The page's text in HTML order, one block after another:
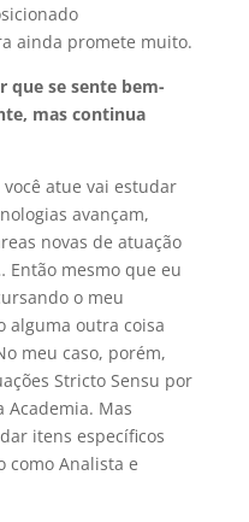
ainda promete muito.
que se sente bem-
mas continua
atue vai estudar
avançam,
novas de atuação
Então mesmo que eu
o meu
alguma outra coisa
meu caso, porém,
Stricto Sensu por
Academia. Mas
itens específicos
como Analista e